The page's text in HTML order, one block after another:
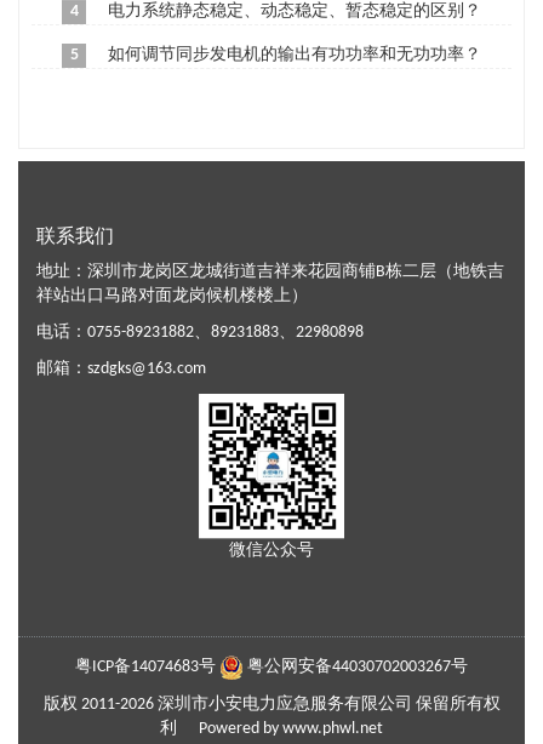
4 电力系统静态稳定、动态稳定、暂态稳定的区别？
5 如何调节同步发电机的输出有功功率和无功功率？
联系我们
地址：深圳市龙岗区龙城街道吉祥来花园商铺B栋二层（地铁吉
祥站出口马路对面龙岗候机楼楼上）
电话： 0755-89231882、 89231883、 22980898
邮箱： szdgks@163.com
微信公众号
粤ICP备14074683号
粤公网安备44030702003267号
版权 2011-2026 深圳市小安电力应急服务有限公司 保留所有权
利
Powered by www.phwl.net